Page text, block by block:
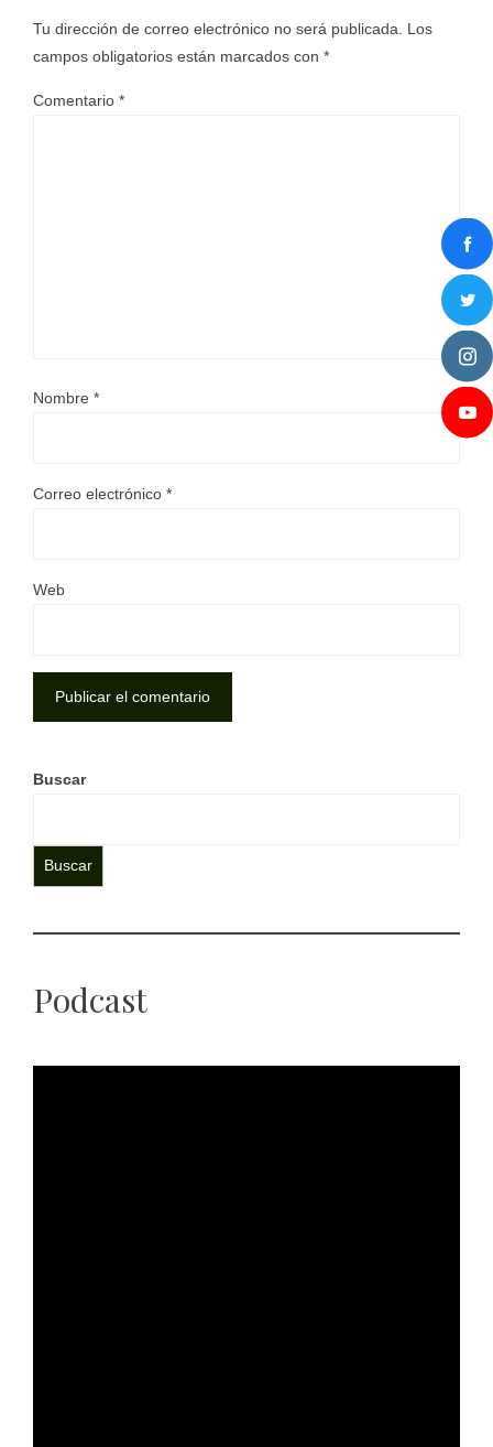
Tu dirección de correo electrónico no será publicada.
Los
campos obligatorios están marcados con *
Comentario *
Nombre *
Correo electrónico *
Web
Buscar
Buscar
Podcast